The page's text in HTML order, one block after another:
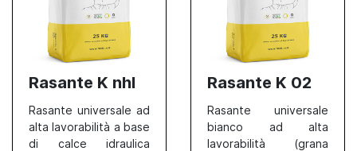
Rasante K nhl
Rasante universale ad
alta lavorabilità a base
di calce idraulica
Rasante K 02
Rasante universale
bianco ad alta
lavorabilità (grana